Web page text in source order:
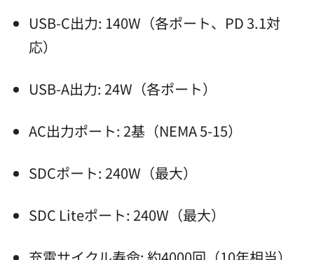
USB-C出力: 140W（各ポート、PD 3.1対
応）
USB-A出力: 24W（各ポート）
AC出力ポート: 2基（NEMA 5-15）
SDCポート: 240W（最大）
SDC Liteポート: 240W（最大）